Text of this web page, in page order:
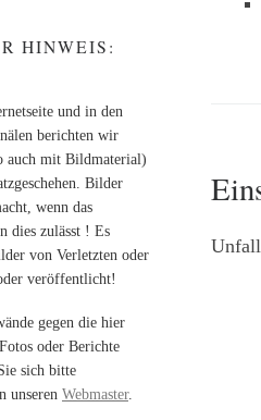
HINWEIS:
und in den
berichten wir
auch mit Bildmaterial)
Bilder
wenn das
dies zulässt ! Es
von Verletzten oder
veröffentlicht!
gegen die hier
oder Berichte
sich bitte
unseren Webmaster.